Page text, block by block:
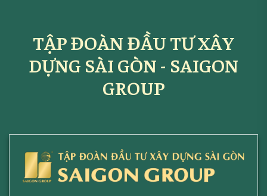
TẬP ĐOÀN ĐẦU TƯ XÂY
DỰNG SÀI GÒN - SAIGON
GROUP